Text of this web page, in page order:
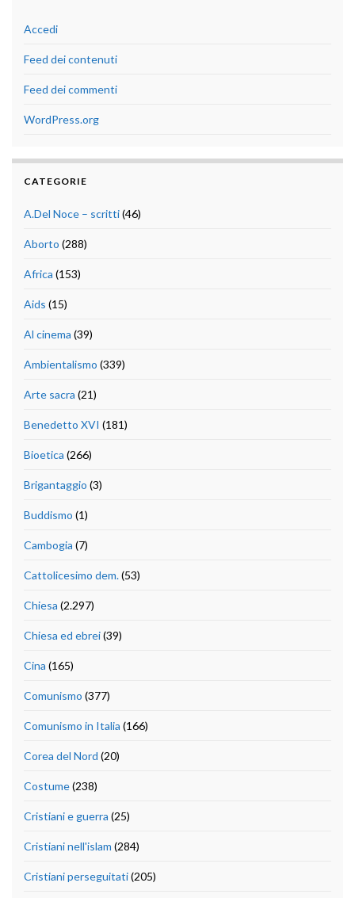
Accedi
Feed dei contenuti
Feed dei commenti
WordPress.org
CATEGORIE
A.Del Noce – scritti(46)
Aborto (288)
Africa (153)
Aids (15)
Al cinema (39)
Ambientalismo (339)
Arte sacra (21)
Benedetto XVI (181)
Bioetica (266)
Brigantaggio (3)
Buddismo (1)
Cambogia (7)
Cattolicesimo dem.(53)
Chiesa (2.297)
Chiesa ed ebrei(39)
Cina (165)
Comunismo (377)
Comunismo in Italia (166)
Corea del Nord (20)
Costume(238)
Cristiani e guerra (25)
Cristiani nell'islam (284)
Cristiani perseguitati(205)